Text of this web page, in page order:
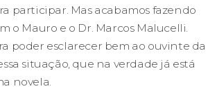
participar. Mas acabamos fazendo
o Mauro e o Dr. Marcos Malucelli.
poder esclarecer bem ao ouvinte da
situação, que na verdade já está
novela.